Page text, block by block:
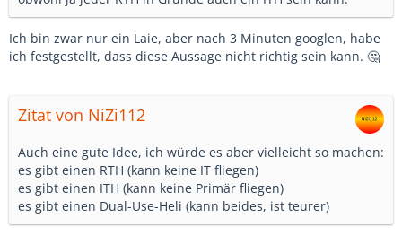
Ich bin zwar nur ein Laie, aber nach 3 Minuten googlen, habe
ich festgestellt, dass diese Aussage nicht richtig sein kann. 🤔
Zitat von NiZi112
Auch eine gute Idee, ich würde es aber vielleicht so machen:
es gibt einen RTH (kann keine IT fliegen)
es gibt einen ITH (kann keine Primär fliegen)
es gibt einen Dual-Use-Heli (kann beides, ist teurer)